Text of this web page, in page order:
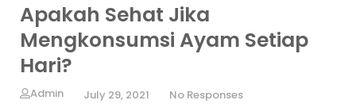
Apakah Sehat Jika
Mengkonsumsi Ayam Setiap
Hari?
Admin July 29, 2021 No Responses